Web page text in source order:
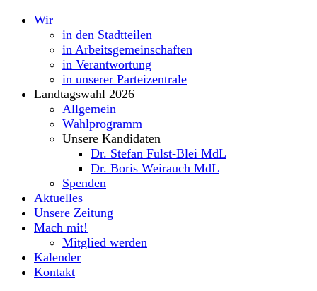
Wir
in den Stadtteilen
in Arbeitsgemeinschaften
in Verantwortung
in unserer Parteizentrale
Landtagswahl 2026
Allgemein
Wahlprogramm
Unsere Kandidaten
Dr. Stefan Fulst-Blei MdL
Dr. Boris Weirauch MdL
Spenden
Aktuelles
Unsere Zeitung
Mach mit!
Mitglied werden
Kalender
Kontakt